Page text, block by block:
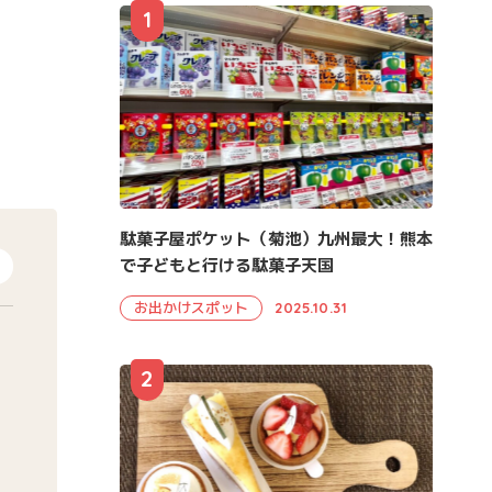
駄菓子屋ポケット（菊池）九州最大！熊本
で子どもと行ける駄菓子天国
お出かけスポット 2025.10.31
1
2